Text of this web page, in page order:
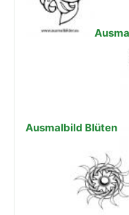
Ausmalbild Blüten